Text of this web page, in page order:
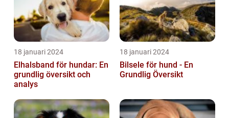
18 januari 2024
Elhalsband för hundar: En
grundlig översikt och
analys
18 januari 2024
Bilsele för hund - En
Grundlig Översikt